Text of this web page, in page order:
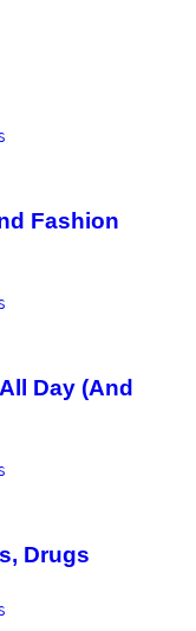
Fashion
Day (And
Drugs